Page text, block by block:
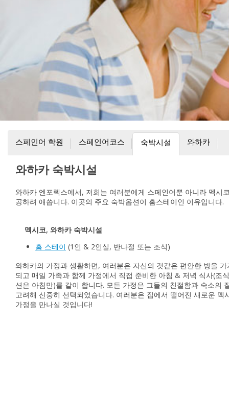
스페인어 학원 스페인어코스 숙박시설 와하카
와하카 숙박시설
와하카 엔포렉스에서, 저희는 여러분에게 스페인어뿐 아니라 멕시
공하려 애씁니다. 이곳의 주요 숙박옵션이 홈스테이인 이유입니다.
멕시코, 와하카 숙박시설
홈 스테이 (1인 & 2인실, 반나절 또는 조식)
와하카의 가정과 생활하면, 여러분은 자신의 것같은 편안한 방을 가
되고 매일 가족과 함께 가정에서 직접 준비한 아침 & 저녁 식사(조
션은 아침만)를 같이 합니다. 모든 가정은 그들의 친절함과 숙소의
고려해 신중히 선택되었습니다. 여러분은 집에서 떨어진 새로운 멕
가정을 만나실 것입니다!